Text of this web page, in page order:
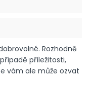
Rozhodně
příležitosti,
vám ale může ozvat